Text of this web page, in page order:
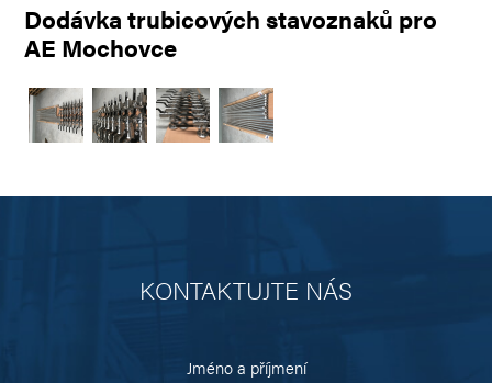
Dodávka trubicových stavoznaků pro
AE Mochovce
KONTAKTUJTE NÁS
Jméno a příjmení